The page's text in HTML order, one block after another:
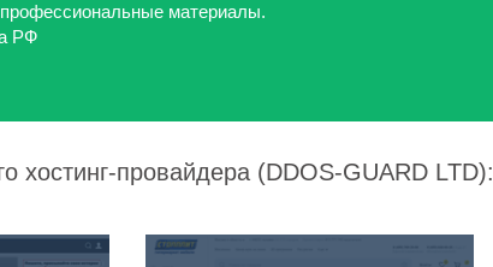
материалы.
РФ
хостинг-провайдера (DDOS-GUARD LTD):